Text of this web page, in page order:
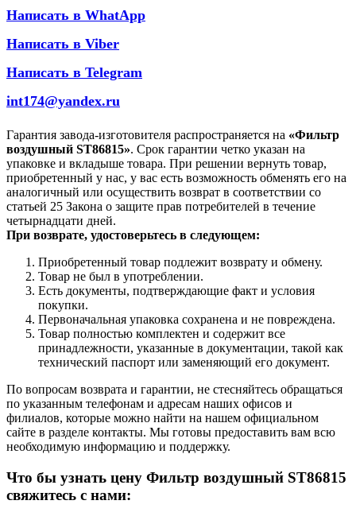
Написать в WhatApp
Написать в Viber
Написать в Telegram
int174@yandex.ru
Гарантия завода-изготовителя распространяется на «Фильтр
воздушный ST86815». Срок гарантии четко указан на
упаковке и вкладыше товара. При решении вернуть товар,
приобретенный у нас, у вас есть возможность обменять его на
аналогичный или осуществить возврат в соответствии со
статьей 25 Закона о защите прав потребителей в течение
четырнадцати дней.
При возврате, удостоверьтесь в следующем:
Приобретенный товар подлежит возврату и обмену.
Товар не был в употреблении.
Есть документы, подтверждающие факт и условия
покупки.
Первоначальная упаковка сохранена и не повреждена.
Товар полностью комплектен и содержит все
принадлежности, указанные в документации, такой как
технический паспорт или заменяющий его документ.
По вопросам возврата и гарантии, не стесняйтесь обращаться
по указанным телефонам и адресам наших офисов и
филиалов, которые можно найти на нашем официальном
сайте в разделе контакты. Мы готовы предоставить вам всю
необходимую информацию и поддержку.
Что бы узнать цену Фильтр воздушный ST86815
свяжитесь с нами: